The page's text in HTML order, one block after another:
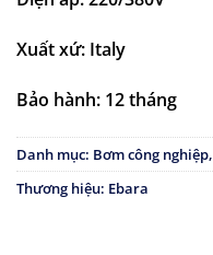
Xuất xứ: Italy
Bảo hành: 12 tháng
Danh mục: Bơm công nghiệp,
Thương hiệu: Ebara